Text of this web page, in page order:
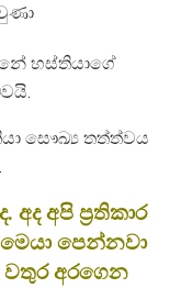
හස්තියාගේ
සෞඛ්‍ය තත්ත්වය
අද අපි ප්‍රතිකාර
පෙන්නවා
අරගෙන